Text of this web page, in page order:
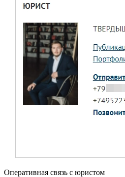
Оперативная связь с юристом